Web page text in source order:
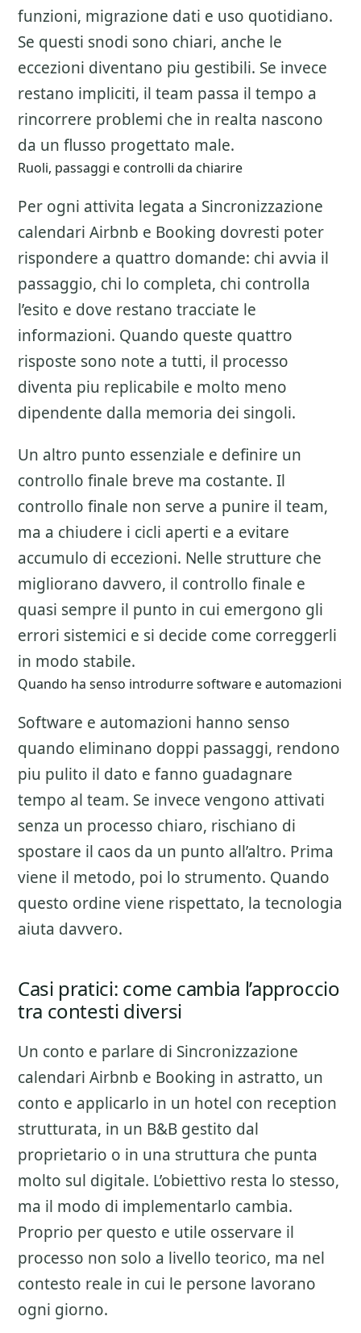
funzioni, migrazione dati e uso quotidiano.
Se questi snodi sono chiari, anche le
eccezioni diventano piu gestibili. Se invece
restano impliciti, il team passa il tempo a
rincorrere problemi che in realta nascono
da un flusso progettato male.
Ruoli, passaggi e controlli da chiarire
Per ogni attivita legata a Sincronizzazione
calendari Airbnb e Booking dovresti poter
rispondere a quattro domande: chi avvia il
passaggio, chi lo completa, chi controlla
l’esito e dove restano tracciate le
informazioni. Quando queste quattro
risposte sono note a tutti, il processo
diventa piu replicabile e molto meno
dipendente dalla memoria dei singoli.
Un altro punto essenziale e definire un
controllo finale breve ma costante. Il
controllo finale non serve a punire il team,
ma a chiudere i cicli aperti e a evitare
accumulo di eccezioni. Nelle strutture che
migliorano davvero, il controllo finale e
quasi sempre il punto in cui emergono gli
errori sistemici e si decide come correggerli
in modo stabile.
Quando ha senso introdurre software e automazioni
Software e automazioni hanno senso
quando eliminano doppi passaggi, rendono
piu pulito il dato e fanno guadagnare
tempo al team. Se invece vengono attivati
senza un processo chiaro, rischiano di
spostare il caos da un punto all’altro. Prima
viene il metodo, poi lo strumento. Quando
questo ordine viene rispettato, la tecnologia
aiuta davvero.
Casi pratici: come cambia l’approccio
tra contesti diversi
Un conto e parlare di Sincronizzazione
calendari Airbnb e Booking in astratto, un
conto e applicarlo in un hotel con reception
strutturata, in un B&B gestito dal
proprietario o in una struttura che punta
molto sul digitale. L’obiettivo resta lo stesso,
ma il modo di implementarlo cambia.
Proprio per questo e utile osservare il
processo non solo a livello teorico, ma nel
contesto reale in cui le persone lavorano
ogni giorno.